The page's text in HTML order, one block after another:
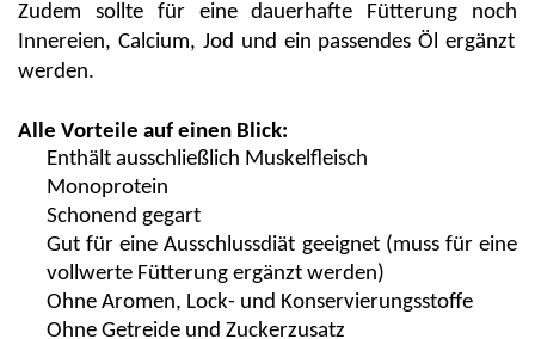
Zudem
sollte für eine dauerhafte Fütterung noch
Innereien, Calcium, Jod und ein passendes Öl ergänzt
werden.
Alle Vorteile auf einen Blick:
Enthält ausschließlich Muskelfleisch
Monoprotein
Schonend gegart
Gut für eine Ausschlussdiät geeignet (muss für eine
vollwerte Fütterung ergänzt werden)
Ohne Aromen, Lock- und Konservierungsstoffe
Ohne Getreide und Zuckerzusatz